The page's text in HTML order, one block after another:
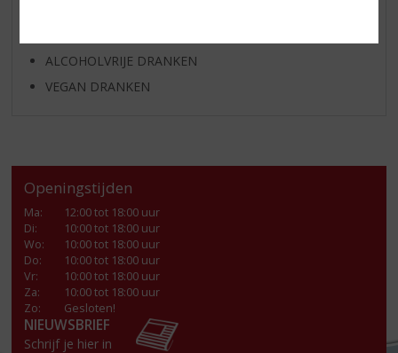
ALCOHOLVRIJE DRANKEN
VEGAN DRANKEN
Openingstijden
Ma:
12:00 tot 18:00 uur
Di:
10:00 tot 18:00 uur
Wo:
10:00 tot 18:00 uur
Do:
10:00 tot 18:00 uur
Vr:
10:00 tot 18:00 uur
Za:
10:00 tot 18:00 uur
Zo:
Gesloten!
NIEUWSBRIEF
Schrijf je hier in